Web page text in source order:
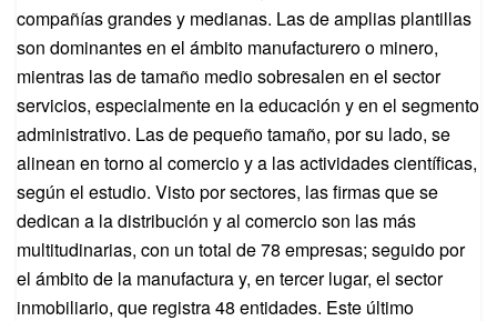
compañías grandes y medianas. Las de amplias plantillas
son dominantes en el ámbito manufacturero o minero,
mientras las de tamaño medio sobresalen en el sector
servicios, especialmente en la educación y en el segmento
administrativo. Las de pequeño tamaño, por su lado, se
alinean en torno al comercio y a las actividades científicas,
según el estudio. Visto por sectores, las firmas que se
dedican a la distribución y al comercio son las más
multitudinarias, con un total de 78 empresas; seguido por
el ámbito de la manufactura y, en tercer lugar, el sector
inmobiliario, que registra 48 entidades. Este último